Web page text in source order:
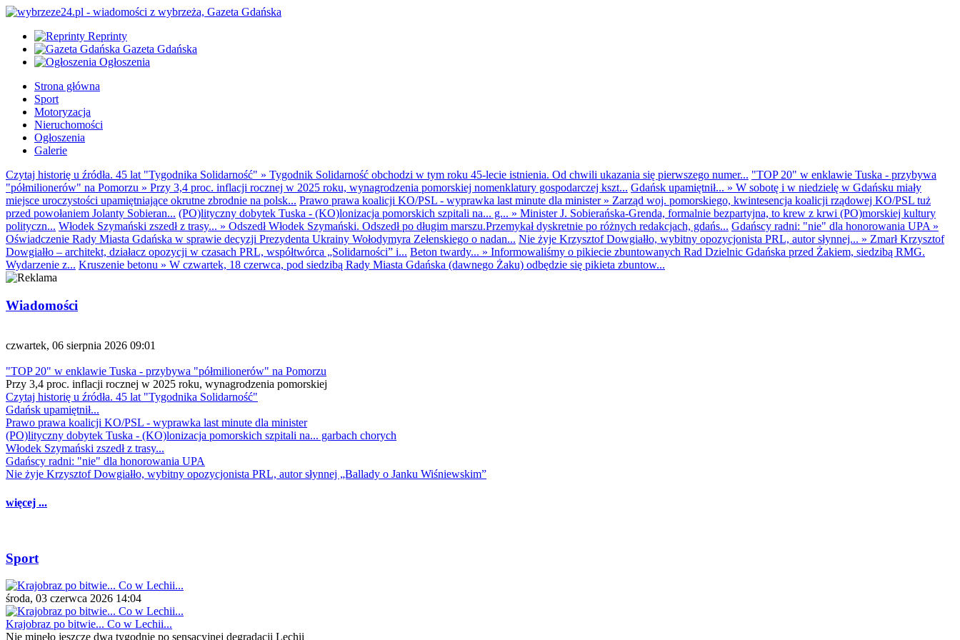
Reprinty
Gazeta Gdańska
Ogłoszenia
Strona główna
Sport
Motoryzacja
Nieruchomości
Ogłoszenia
Galerie
Czytaj historię u źródła. 45 lat "Tygodnika Solidarność" » Tygodnik Solidarność obchodzi w tym roku 45-lecie istnienia. Od chwili ukazania się pierwszego numer... "TOP 20" w enklawie Tuska - przybywa
"półmilionerów" na Pomorzu » Przy 3,4 proc. inflacji rocznej w 2025 roku, wynagrodzenia pomorskiej nomenklatury gospodarczej kszt... Gdańsk upamiętnił... » W sobotę i w niedzielę w Gdańsku miały
miejsce uroczystości upamiętniające okrutne zbrodnie na polsk... Prawo prawa koalicji KO/PSL - wyprawka last minute dla minister» Zarząd woj. pomorskiego, kwintesencja koalicji rządowej KO/PSL tuż
przed powołaniem Jolanty Sobieran... (PO)lityczny dobytek Tuska - (KO)lonizacja pomorskich szpitali na... g... » Minister J. Sobierańska-Grenda, formalnie bezpartyjna, to krew z krwi (PO)morskiej kultury
polityczn... Włodek Szymański zszedł z trasy... » Odszedł Włodek Szymański. Odszedł po długim marszu.Przemykał dyskretnie po różnych redakcjach, gdańs... Gdańscy radni: "nie" dla honorowania UPA »
Oświadczenie Rady Miasta Gdańska w sprawie decyzji Prezydenta Ukrainy Wołodymyra Zełenskiego o nadan... Nie żyje Krzysztof Dowgiałło, wybitny opozycjonista PRL, autor słynnej... » Zmarł Krzysztof
Dowgiałło – architekt, działacz opozycji w czasach PRL, współtwórca „Solidarności” i... Beton twardy... » Informowaliśmy o pikiecie zbuntowanych Rad Dzielnic Gdańska przed Żakiem, siedzibą RMG.
Wydarzenie z... Kruszenie betonu » W czwartek, 18 czerwca, pod siedzibą Rady Miasta Gdańska (dawnego Żaku) odbędzie się pikieta zbuntow...
Wiadomości
czwartek, 06 sierpnia 2026 09:01
"TOP 20" w enklawie Tuska - przybywa "półmilionerów" na Pomorzu
Przy 3,4 proc. inflacji rocznej w 2025 roku, wynagrodzenia pomorskiej
Czytaj historię u źródła. 45 lat "Tygodnika Solidarność"
Gdańsk upamiętnił...
Prawo prawa koalicji KO/PSL - wyprawka last minute dla minister
(PO)lityczny dobytek Tuska - (KO)lonizacja pomorskich szpitali na... garbach chorych
Włodek Szymański zszedł z trasy...
Gdańscy radni: "nie" dla honorowania UPA
Nie żyje Krzysztof Dowgiałło, wybitny opozycjonista PRL, autor słynnej „Ballady o Janku Wiśniewskim”
więcej ...
Sport
środa, 03 czerwca 2026 14:04
Krajobraz po bitwie... Co w Lechii...
Nie minęło jeszcze dwa tygodnie po sensacyjnej degradacji Lechii